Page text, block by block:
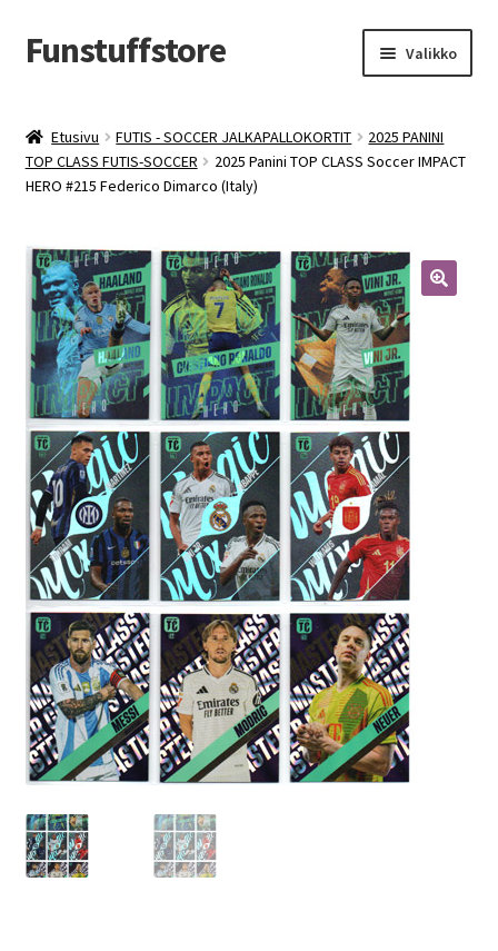
Siirry
navigointiin
Siirry
sisältöön
Funstuffstore Valikko
Etusivu FUTIS - SOCCER JALKAPALLOKORTIT
2025 PANINI
TOP CLASS FUTIS-SOCCER
2025 Panini TOP CLASS Soccer IMPACT
HERO #215 Federico Dimarco (Italy)